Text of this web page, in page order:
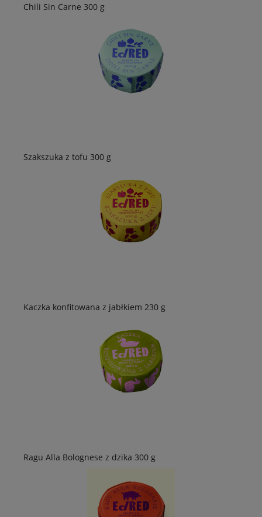
Chili Sin Carne 300 g
Szakszuka z tofu 300 g
Kaczka konfitowana z jabłkiem 230 g
Ragu Alla Bolognese z dzika 300 g